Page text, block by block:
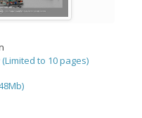
to 10 pages)